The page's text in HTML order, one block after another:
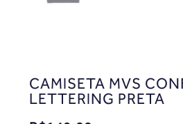
CAMISETA MVS
LETTERING PRETA